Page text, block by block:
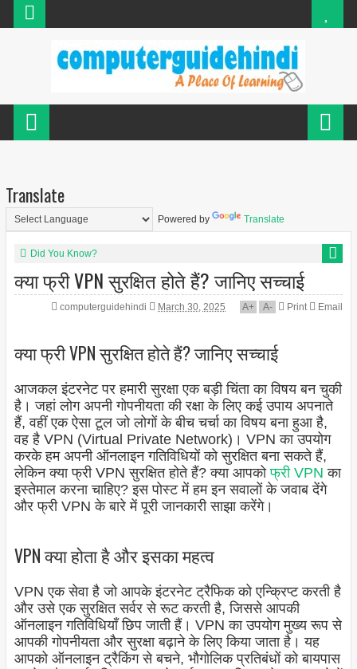
Translate
Powered by Translate
Did You Know?
क्या फ्री VPN सुरक्षित होते हैं? जानिए सच्चाई
computerguidehindi March 30, 2025 A+ A- Print Email
क्या फ्री VPN सुरक्षित होते हैं? जानिए सच्चाई
आजकल इंटरनेट पर हमारी सुरक्षा एक बड़ी चिंता का विषय बन चुकी
है। जहां लोग अपनी गोपनीयता की रक्षा के लिए कई उपाय अपनाते
हैं, वहीं एक ऐसा टूल जो लोगों के बीच चर्चा का विषय बना हुआ है,
वह है VPN (Virtual Private Network)। VPN का उपयोग
करके हम अपनी ऑनलाइन गतिविधियों को सुरक्षित बना सकते हैं,
लेकिन क्या फ्री VPN सुरक्षित होते हैं? क्या आपकोफ्री VPN का
इस्तेमाल करना चाहिए? इस पोस्ट में हम इन सवालों के जवाब देंगे
और फ्री VPN के बारे में पूरी जानकारी साझा करेंगे।
VPN क्या होता है और इसका महत्व
VPN एक सेवा है जो आपके इंटरनेट ट्रैफिक को एन्क्रिप्ट करती है
और उसे एक सुरक्षित सर्वर से रूट करती है, जिससे आपकी
ऑनलाइन गतिविधियाँ छिप जाती हैं। VPN का उपयोग मुख्य रूप से
आपकी गोपनीयता और सुरक्षा बढ़ाने के लिए किया जाता है। यह
आपको ऑनलाइन ट्रैकिंग से बचने, भौगोलिक प्रतिबंधों को बायपास